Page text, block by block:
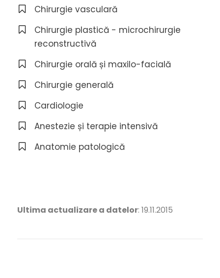
Chirurgie vasculară
Chirurgie plastică - microchirurgie
reconstructivă
Chirurgie orală și maxilo-facială
Chirurgie generală
Cardiologie
Anestezie și terapie intensivă
Anatomie patologică
Ultima actualizare a datelor: 19.11.2015